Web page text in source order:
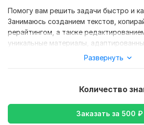
Помогу вам решить задачи быстро и
Занимаюсь созданием текстов,
рерайтингом, а также
уникальные материалы,
Чтобы выполнить ваш заказ, мне
задание. Опишите, что именно вы
вас предпочтения. Пришлите нужные
если они нужны для выполнения заказа.
Развернуть
Количество
Заказать за 500 ₽